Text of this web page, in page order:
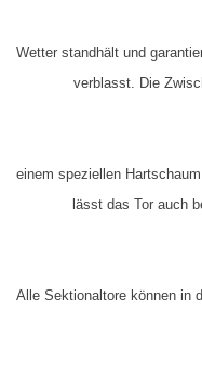
Wetter standhält und
verblasst. Die
einem speziellen
lässt das Tor auch
Alle Sektionaltore können in